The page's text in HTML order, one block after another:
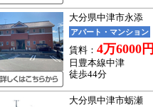
大分県中津市永添
アパート・マンション
賃料： 4万6000円
日豊本線中津
徒歩44分
大分県中津市蛎瀬